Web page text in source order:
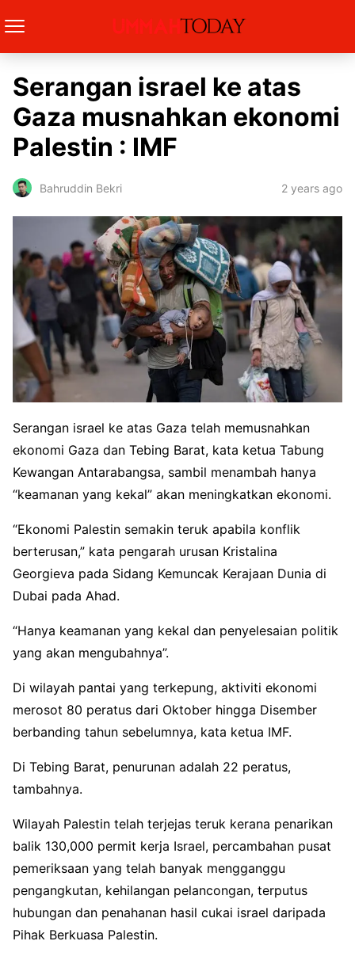
Serangan israel ke atas
Gaza musnahkan ekonomi
Palestin : IMF
Bahruddin Bekri 2 years ago
Serangan israel ke atas Gaza telah memusnahkan
ekonomi Gaza dan Tebing Barat, kata ketua Tabung
Kewangan Antarabangsa, sambil menambah hanya
“keamanan yang kekal” akan meningkatkan ekonomi.
“Ekonomi Palestin semakin teruk apabila konflik
berterusan,” kata pengarah urusan Kristalina
Georgieva pada Sidang Kemuncak Kerajaan Dunia di
Dubai pada Ahad.
“Hanya keamanan yang kekal dan penyelesaian politik
yang akan mengubahnya”.
Di wilayah pantai yang terkepung, aktiviti ekonomi
merosot 80 peratus dari Oktober hingga Disember
berbanding tahun sebelumnya, kata ketua IMF.
Di Tebing Barat, penurunan adalah 22 peratus,
tambahnya.
Wilayah Palestin telah terjejas teruk kerana penarikan
balik 130,000 permit kerja Israel, percambahan pusat
pemeriksaan yang telah banyak mengganggu
pengangkutan, kehilangan pelancongan, terputus
hubungan dan penahanan hasil cukai israel daripada
Pihak Berkuasa Palestin.